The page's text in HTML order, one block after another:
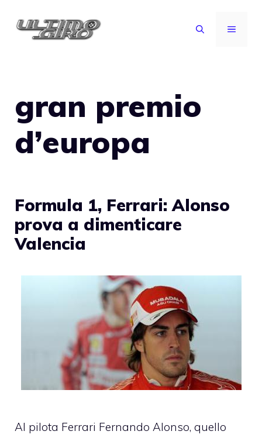
MENU
gran premio
d’europa
Formula 1, Ferrari: Alonso
prova a dimenticare
Valencia
Al pilota Ferrari Fernando Alonso, quello